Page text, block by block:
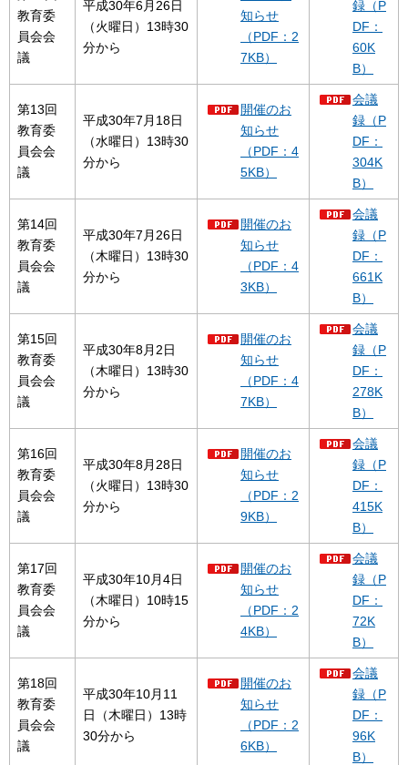
教育委
員会会
議
平成30年6月26日
（火曜日）13時30
分から
知らせ
（PDF：2
7KB）
録（P
DF：
60K
B）
第13回
教育委
員会会
議
平成30年7月18日
（水曜日）13時30
分から
開催のお
知らせ
（PDF：4
5KB）
会議
録（P
DF：
304K
B）
第14回
教育委
員会会
議
平成30年7月26日
（木曜日）13時30
分から
開催のお
知らせ
（PDF：4
3KB）
会議
録（P
DF：
661K
B）
第15回
教育委
員会会
議
平成30年8月2日
（木曜日）13時30
分から
開催のお
知らせ
（PDF：4
7KB）
会議
録（P
DF：
278K
B）
第16回
教育委
員会会
議
平成30年8月28日
（火曜日）13時30
分から
開催のお
知らせ
（PDF：2
9KB）
会議
録（P
DF：
415K
B）
第17回
教育委
員会会
議
平成30年10月4日
（木曜日）10時15
分から
開催のお
知らせ
（PDF：2
4KB）
会議
録（P
DF：
72K
B）
第18回
教育委
員会会
議
平成30年10月11
日（木曜日）13時
30分から
開催のお
知らせ
（PDF：2
6KB）
会議
録（P
DF：
96K
B）